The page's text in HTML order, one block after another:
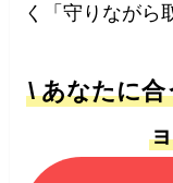
く「守りながら
\ あなたに